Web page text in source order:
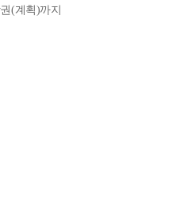
(계획)까지